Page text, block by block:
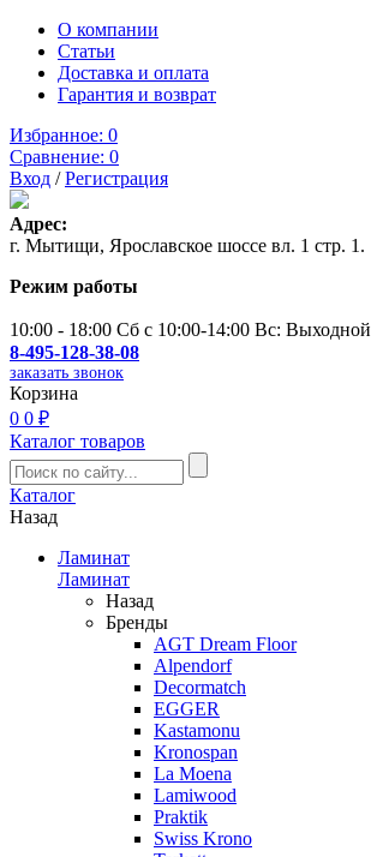
О компании
Статьи
Доставка и оплата
Гарантия и возврат
Избранное: 0
Сравнение: 0
Вход /Регистрация
Адрес:
г. Мытищи, Ярославское шоссе вл. 1 стр. 1.
Режим работы
10:00 - 18:00 Сб с 10:00-14:00 Вс: Выходной
8-495-128-38-08
заказать звонок
Корзина
0 0 ₽
Каталог товаров
Каталог
Назад
Ламинат
Ламинат
Назад
Бренды
AGT Dream Floor
Alpendorf
Decormatch
EGGER
Kastamonu
Kronospan
La Moena
Lamiwood
Praktik
Swiss Krono